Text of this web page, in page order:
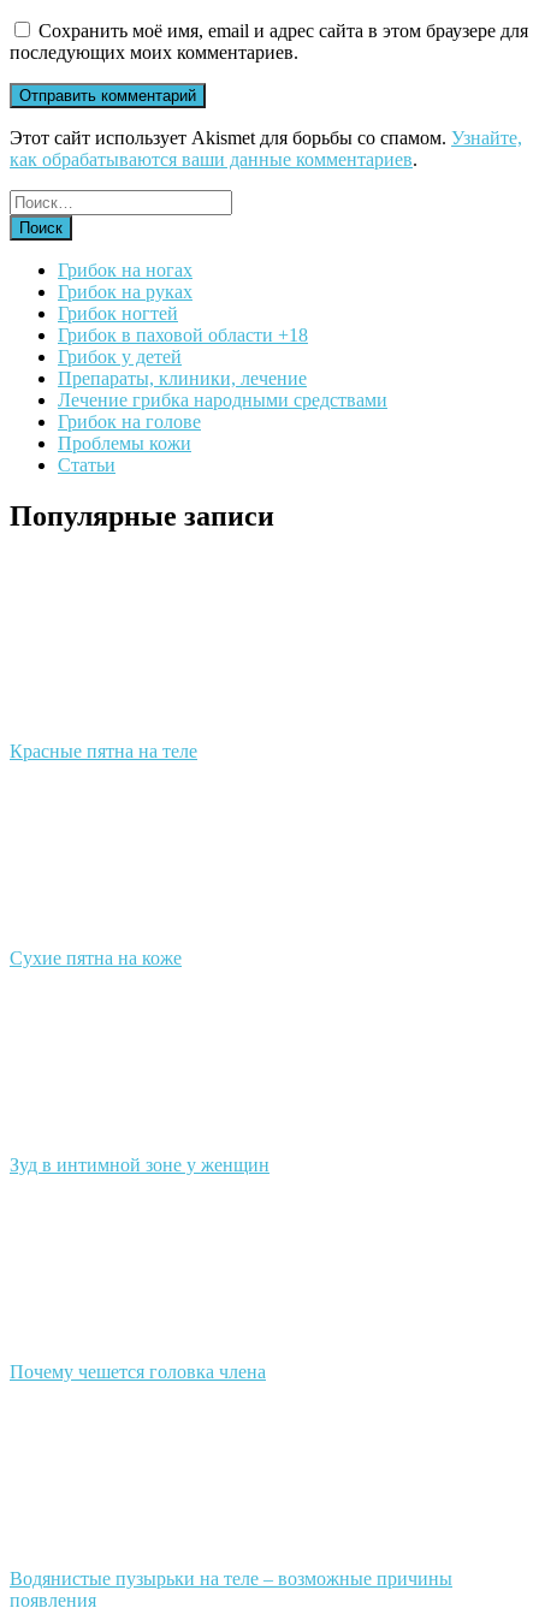
Сохранить моё имя, email и адрес сайта в этом браузере для
последующих моих комментариев.
Этот сайт использует Akismet для борьбы со спамом. Узнайте,
как обрабатываются ваши данные комментариев.
Грибок на ногах
Грибок на руках
Грибок ногтей
Грибок в паховой области +18
Грибок у детей
Препараты, клиники, лечение
Лечение грибка народными средствами
Грибок на голове
Проблемы кожи
Статьи
Популярные записи
Красные пятна на теле
Сухие пятна на коже
Зуд в интимной зоне у женщин
Почему чешется головка члена
Водянистые пузырьки на теле – возможные причины
появления